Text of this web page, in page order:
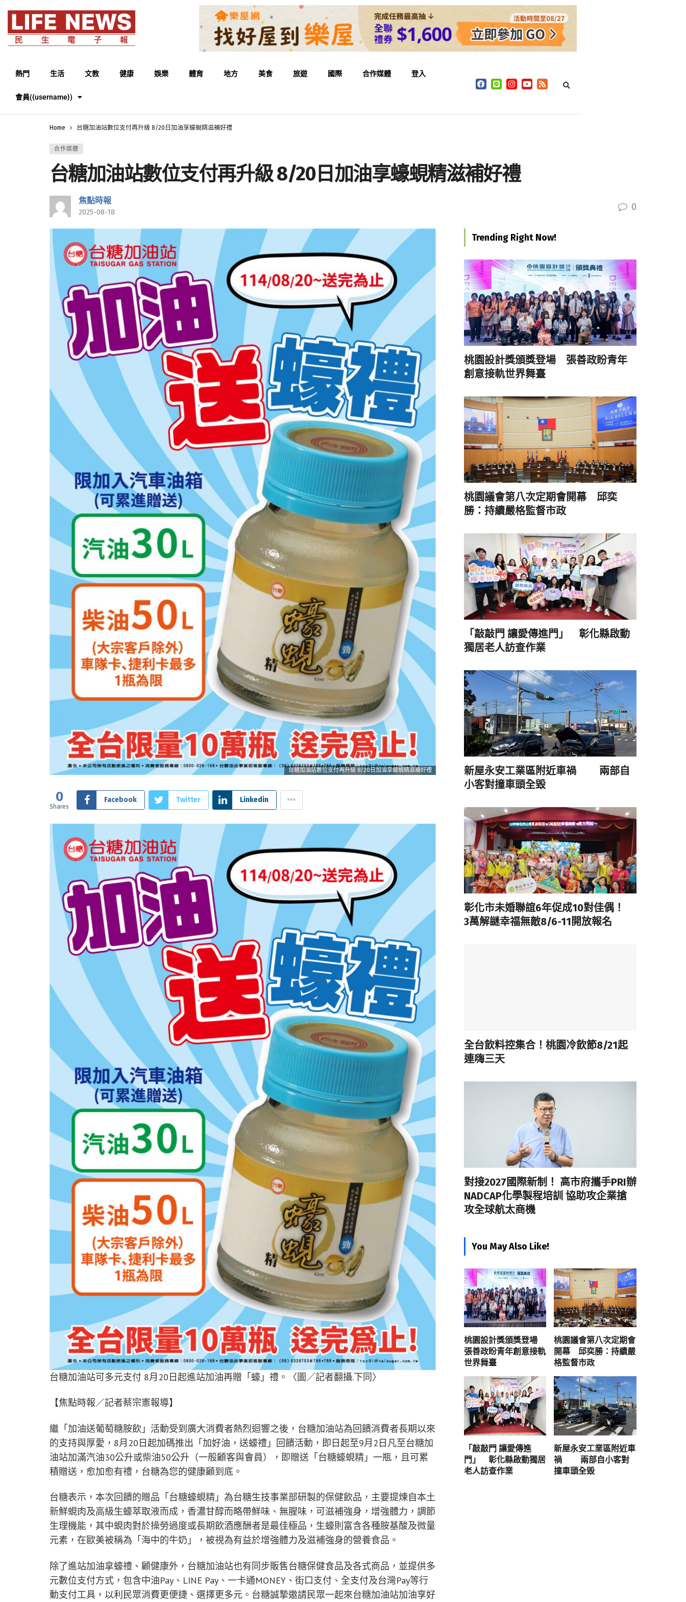
熱門 生活 文教 健康 娛樂 體育 地方 美食 旅遊 國際 合作媒體 登入
會員({username})
Home 台糖加油站數位支付再升級 8/20日加油享蠔蜆精滋補好禮
合作媒體
台糖加油站數位支付再升級 8/20日加油享蠔蜆精滋補好禮
焦點時報
2025-08-18 0
台糖加油站數位支付再升級 8/20日加油享蠔蜆精滋補好禮
0
Shares
Facebook Twitter Linkedin
台糖加油站可多元支付 8月20日起進站加油再贈「蠔」禮。〈圖／記者翻攝.下同〉
【焦點時報／記者蔡宗憲報導】
繼「加油送葡萄糖胺飲」活動受到廣大消費者熱烈迴響之後，台糖加油站為回饋消費者長期以來
的支持與厚愛，8月20日起加碼推出「加好油，送蠔禮」回饋活動，即日起至9月2日凡至台糖加
油站加滿汽油30公升或柴油50公升（一般顧客與會員），即贈送「台糖蠔蜆精」一瓶，且可累
積贈送，愈加愈有禮，台糖為您的健康顧到底。
台糖表示，本次回饋的贈品「台糖蠔蜆精」為台糖生技事業部研製的保健飲品，主要提煉自本土
新鮮蜆肉及高級生蠔萃取液而成，香濃甘醇而略帶鮮味、無腥味，可滋補強身，增強體力，調節
生理機能，其中蜆肉對於操勞過度或長期飲酒應酬者是最佳極品，生蠔則富含各種胺基酸及微量
元素，在歐美被稱為「海中的牛奶」，被視為有益於增強體力及滋補強身的營養食品。
除了進站加油拿蠔禮、顧健康外，台糖加油站也有同步販售台糖保健食品及各式商品，並提供多
元數位支付方式，包含中油Pay、LINE Pay、一卡通MONEY、街口支付、全支付及台灣Pay等行
動支付工具，以利民眾消費更便捷、選擇更多元。台糖誠摯邀請民眾一起來台糖加油站加油享好
Trending Right Now!
桃園設計獎頒獎登場 張善政盼青年
創意接軌世界舞臺
桃園議會第八次定期會開幕 邱奕
勝：持續嚴格監督市政
「敲敲門 讓愛傳進門」 彰化縣啟動
獨居老人訪查作業
新屋永安工業區附近車禍 兩部自
小客對撞車頭全毀
彰化市未婚聯誼6年促成10對佳偶！
3萬解謎幸福無敵8/6-11開放報名
全台飲料控集合！桃園冷飲節8/21起
連嗨三天
對接2027國際新制！ 高市府攜手PRI辦
NADCAP化學製程培訓 協助攻企業搶
攻全球航太商機
You May Also Like!
桃園設計獎頒獎登場
張善政盼青年創意接軌
世界舞臺
桃園議會第八次定期會
開幕 邱奕勝：持續嚴
格監督市政
「敲敲門 讓愛傳進
門」 彰化縣啟動獨居
老人訪查作業
新屋永安工業區附近車
禍 兩部自小客對
撞車頭全毀